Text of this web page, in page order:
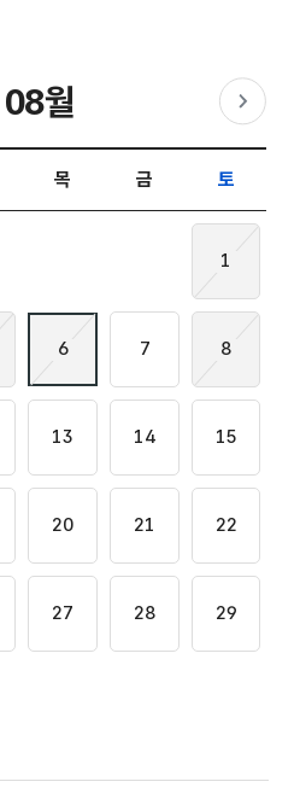
월
다음달
목 금 토
1
6 7 8
13 14 15
20 21 22
27 28 29